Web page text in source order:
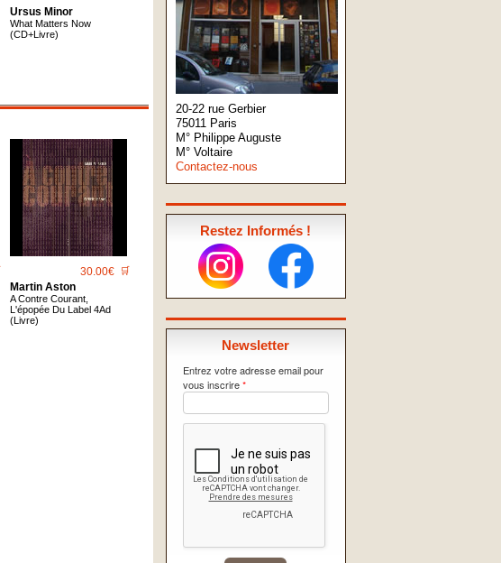
20-22 rue Gerbier
75011 Paris
M° Philippe Auguste
M° Voltaire
Contactez-nous
Restez Informés !
Newsletter
Entrez votre adresse email pour
vous inscrire*
Ursus Minor
What Matters Now
(CD+Livre)
30.00€ 🛒
Martin Aston
A Contre Courant,
L'épopée Du Label 4Ad
(Livre)